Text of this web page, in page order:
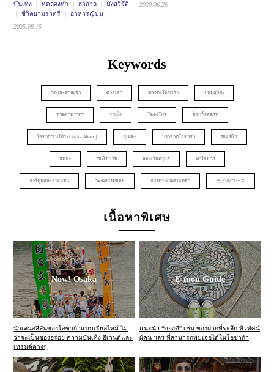
บันเทิง
ทดลองทำ ฮาลาล
มังสวิรัติ
ชีวิตยามราตรี
อาหารญี่ปุ่น
2025.08.15
2020.06.26
Keywords
วัดและศาลเจ้า ศาลเจ้า ของดังโอซาก้า ขนมญี่ปุ่น
ชีวิตยามราตรี ราเม็ง โดตงโบริ ช็อปปิ้งสตรีท
โอซาก้าเมโทร (Osaka Metro) อุเมดะ ปราสาทโอซาก้า ชินเซไก
นัมบะ ชินไซบาชิ ล่องเรือครุยส์ ทาโกยากิ
การ์ตูนและอนิเมชั่น วัฒนธรรมย่อย การตระเวนจิบเหล้า モデルコース
เนื้อหาพิเศษ
Now! Osaka
นำเสนอสีสันของโอซาก้าแบบเรียลไทม์ ไม่
ว่าจะเป็นของอร่อย ความบันเทิง อีเวนต์และ
เทรนด์ต่างๆ
E-mon Guide
แนะนำ “ของดี” เช่น ของฝากที่ระลึก ทิวทัศน์
ผู้คน ฯลฯ ที่สามารถพบเจอได้ในโอซาก้า